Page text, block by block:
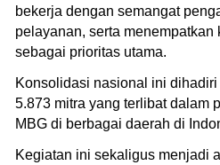
bekerja dengan semangat
pelayanan, serta menempatkan
sebagai prioritas utama.
Konsolidasi nasional ini
5.873 mitra yang terlibat dalam
MBG di berbagai daerah di
Kegiatan ini sekaligus menjadi